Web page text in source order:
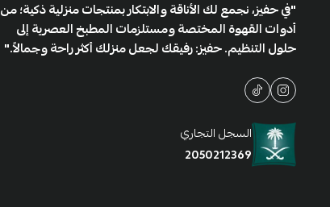
"في حفيز، نجمع لك الأناقة والابتكار بمنتجات منزلية ذكية؛ من
أدوات القهوة المختصة ومستلزمات المطبخ العصرية إلى
حلول التنظيم. حفيز: رفيقك لجعل منزلك أكثر راحة وجمالاً."
السجل التجاري
2050212369